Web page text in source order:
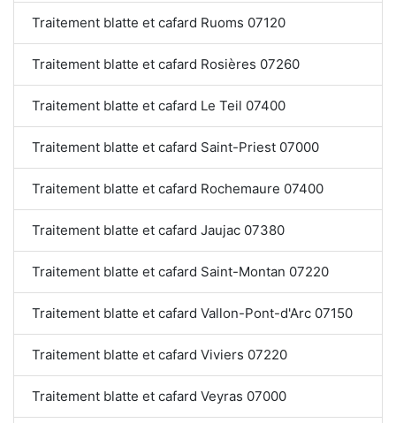
Traitement blatte et cafard Ruoms 07120
Traitement blatte et cafard Rosières 07260
Traitement blatte et cafard Le Teil 07400
Traitement blatte et cafard Saint-Priest 07000
Traitement blatte et cafard Rochemaure 07400
Traitement blatte et cafard Jaujac 07380
Traitement blatte et cafard Saint-Montan 07220
Traitement blatte et cafard Vallon-Pont-d'Arc 07150
Traitement blatte et cafard Viviers 07220
Traitement blatte et cafard Veyras 07000